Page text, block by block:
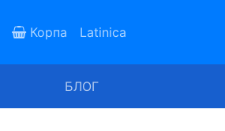
Корпа Latinica
БЛОГ